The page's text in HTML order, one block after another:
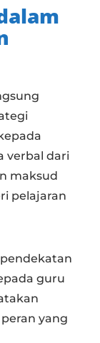
verbal dari
maksud
pelajaran
guru
yang